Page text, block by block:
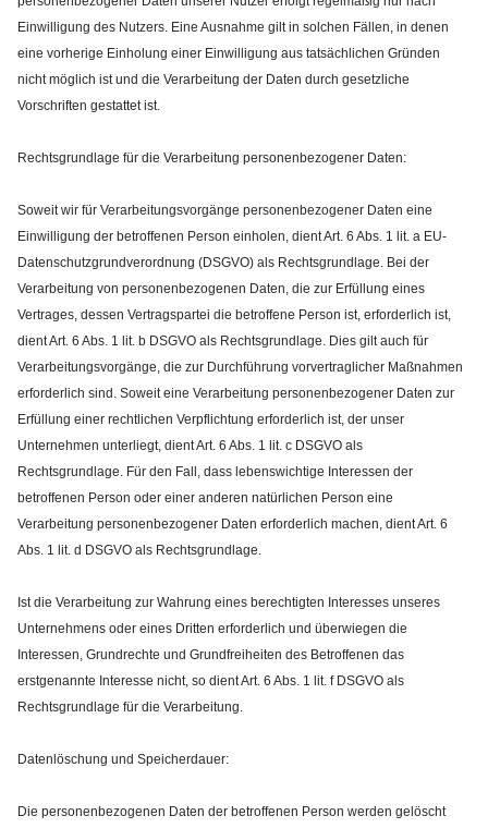
Einwilligung des Nutzers. Eine Ausnahme gilt in solchen Fällen, in denen
eine vorherige Einholung einer Einwilligung aus tatsächlichen Gründen
nicht möglich ist und die Verarbeitung der Daten durch gesetzliche
Vorschriften gestattet ist.
Rechtsgrundlage für die Verarbeitung personenbezogener Daten:
Soweit wir für Verarbeitungsvorgänge personenbezogener Daten eine
Einwilligung der betroffenen Person einholen, dient Art. 6 Abs. 1 lit. a EU-
Datenschutzgrundverordnung (DSGVO) als Rechtsgrundlage. Bei der
Verarbeitung von personenbezogenen Daten, die zur Erfüllung eines
Vertrages, dessen Vertragspartei die betroffene Person ist, erforderlich ist,
dient Art. 6 Abs. 1 lit. b DSGVO als Rechtsgrundlage. Dies gilt auch für
Verarbeitungsvorgänge, die zur Durchführung vorvertraglicher Maßnahmen
erforderlich sind. Soweit eine Verarbeitung personenbezogener Daten zur
Erfüllung einer rechtlichen Verpflichtung erforderlich ist, der unser
Unternehmen unterliegt, dient Art. 6 Abs. 1 lit. c DSGVO als
Rechtsgrundlage. Für den Fall, dass lebenswichtige Interessen der
betroffenen Person oder einer anderen natürlichen Person eine
Verarbeitung personenbezogener Daten erforderlich machen, dient Art. 6
Abs. 1 lit. d DSGVO als Rechtsgrundlage.
Ist die Verarbeitung zur Wahrung eines berechtigten Interesses unseres
Unternehmens oder eines Dritten erforderlich und überwiegen die
Interessen, Grundrechte und Grundfreiheiten des Betroffenen das
erstgenannte Interesse nicht, so dient Art. 6 Abs. 1 lit. f DSGVO als
Rechtsgrundlage für die Verarbeitung.
Datenlöschung und Speicherdauer:
Die personenbezogenen Daten der betroffenen Person werden gelöscht